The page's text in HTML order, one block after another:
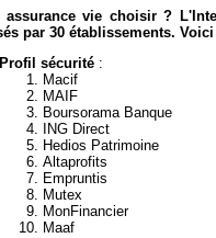
assurance vie choisir ?
par 30 établissements.
Profil sécurité :
Macif
MAIF
Boursorama Banque
ING Direct
Hedios Patrimoine
Altaprofits
Empruntis
Mutex
MonFinancier
Maaf